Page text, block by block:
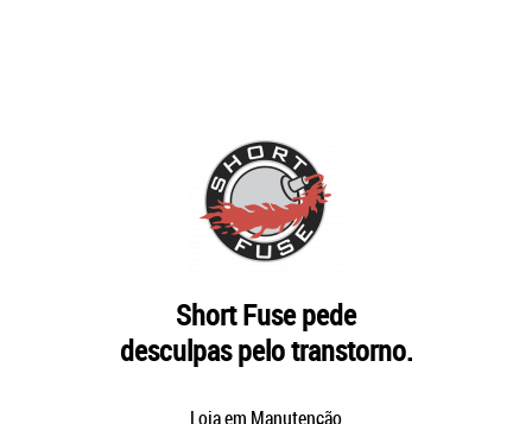
Short Fuse pede
desculpas pelo transtorno.
Loja em Manutenção